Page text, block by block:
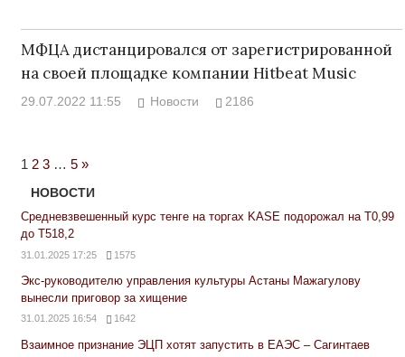
МФЦА дистанцировался от зарегистрированной
на своей площадке компании Hitbeat Music
29.07.2022 11:55 Новости 2186
1 2 3 … 5 Next
Posts
»
НОВОСТИ
Средневзвешенный курс тенге на торгах KASE подорожал на Т0,99
до Т518,2
31.01.2025 17:25 1575
Экс-руководителю управления культуры Астаны Мажагулову
вынесли приговор за хищение
31.01.2025 16:54 1642
Взаимное признание ЭЦП хотят запустить в ЕАЭС – Сагинтаев